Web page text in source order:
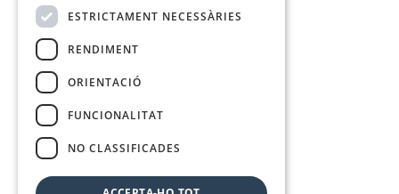
ESTRICTAMENT NECESSÀRIES
RENDIMENT
ORIENTACIÓ
FUNCIONALITAT
NO CLASSIFICADES